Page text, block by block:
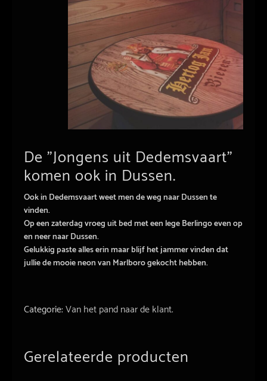
De ”Jongens uit Dedemsvaart”
komen ook in Dussen.
Ook in Dedemsvaart weet men de weg naar Dussen te
vinden.
Op een zaterdag vroeg uit bed met een lege Berlingo even op
en neer naar Dussen.
Gelukkig paste alles erin maar blijf het jammer vinden dat
jullie de mooie neon van Marlboro gekocht hebben.
Categorie:Van het pand naar de klant.
Gerelateerde producten